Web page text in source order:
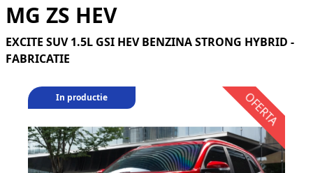
MG ZS HEV
EXCITE SUV 1.5L GSI HEV BENZINA STRONG HYBRID -
FABRICATIE
In productie